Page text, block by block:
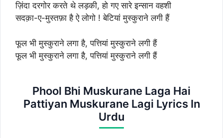
ज़िंदा दरगोर करते थे लड़की, हो गए सारे इन्सान वहशी
सदक़ा-ए-मुस्तफ़ा है ऐ लोगो ! बेटियां मुस्कुराने लगी हैं
फूल भी मुस्कुराने लगा है, पत्तियां मुस्कुराने लगी हैं
फूल भी मुस्कुराने लगा है, पत्तियां मुस्कुराने लगी हैं
Phool Bhi Muskurane Laga Hai
Pattiyan Muskurane Lagi Lyrics In
Urdu